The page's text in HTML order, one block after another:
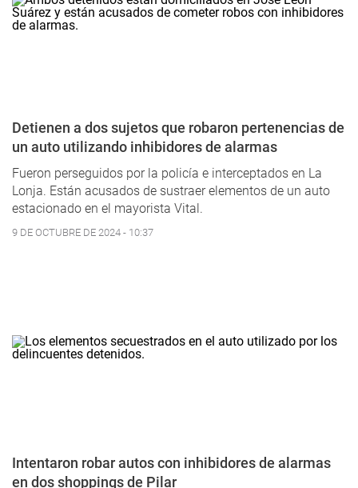
Detienen a dos sujetos que robaron pertenencias de
un auto utilizando inhibidores de alarmas
Fueron perseguidos por la policía e interceptados en La
Lonja. Están acusados de sustraer elementos de un auto
estacionado en el mayorista Vital.
9 DE OCTUBRE DE 2024 - 10:37
Intentaron robar autos con inhibidores de alarmas
en dos shoppings de Pilar